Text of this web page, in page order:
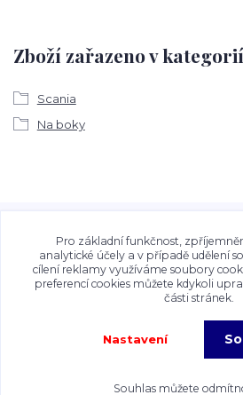
Zboží zařazeno v
Scania
Na boky
obsah zveřejněný na stránkách
CeskeSamolepky.cz jsou chráněny
použití bez předchozího písemného
je zakázáno.
Pro základní funkčnost,
analytické účely a v případě udělení
cílení reklamy využíváme soubory
preferencí cookies můžete kdykoli
části stránek.
Nastavení
Souhlas můžete